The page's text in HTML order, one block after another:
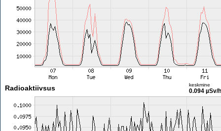
Radioaktiivsus keskmine
0.094 µSv/h